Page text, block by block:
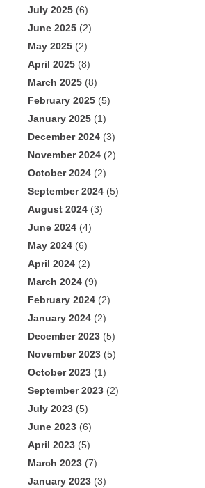
July 2025 (6)
June 2025 (2)
May 2025 (2)
April 2025 (8)
March 2025 (8)
February 2025 (5)
January 2025 (1)
December 2024 (3)
November 2024 (2)
October 2024 (2)
September 2024 (5)
August 2024 (3)
June 2024 (4)
May 2024 (6)
April 2024 (2)
March 2024 (9)
February 2024 (2)
January 2024 (2)
December 2023 (5)
November 2023 (5)
October 2023 (1)
September 2023 (2)
July 2023 (5)
June 2023 (6)
April 2023 (5)
March 2023 (7)
January 2023 (3)